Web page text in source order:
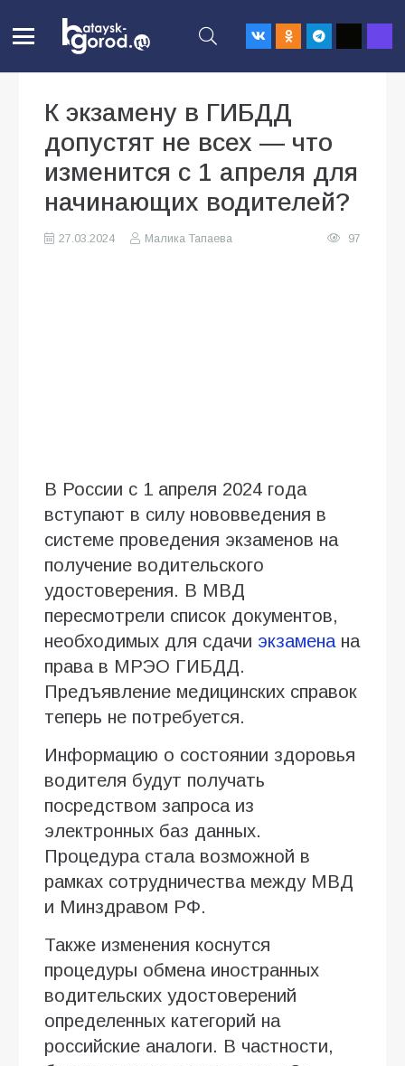
К экзамену в ГИБДД
допустят не всех — что
изменится с 1 апреля для
начинающих водителей?
27.03.2024 Малика Тапаева 97
В России с 1 апреля 2024 года
вступают в силу нововведения в
системе проведения экзаменов на
получение водительского
удостоверения. В МВД
пересмотрели список документов,
необходимых для сдачи экзаменана
права в МРЭО ГИБДД.
Предъявление медицинских справок
теперь не потребуется.
Информацию о состоянии здоровья
водителя будут получать
посредством запроса из
электронных баз данных.
Процедура стала возможной в
рамках сотрудничества между МВД
и Минздравом РФ.
Также изменения коснутся
процедуры обмена иностранных
водительских удостоверений
определенных категорий на
российские аналоги. В частности,